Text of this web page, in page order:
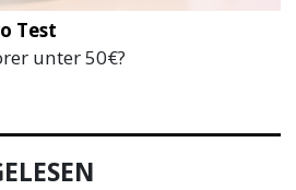
Test
unter 50€?